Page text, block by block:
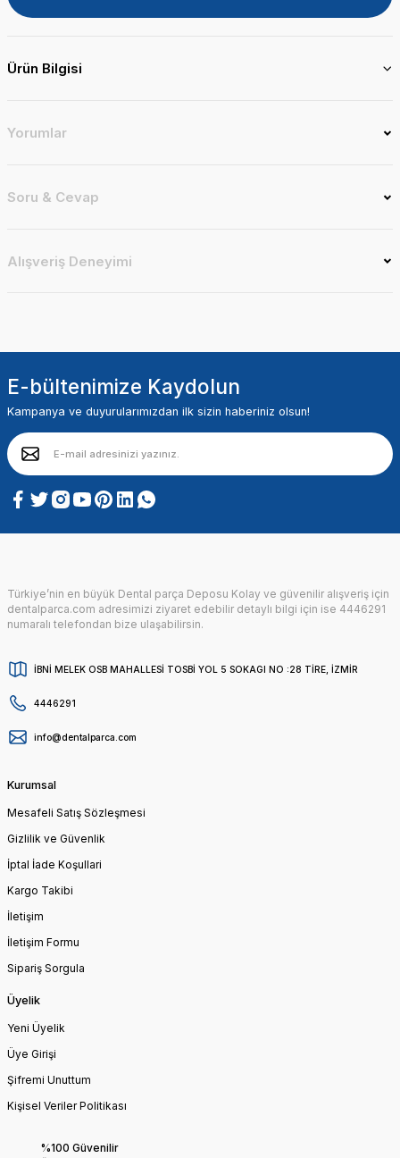
Ürün Bilgisi
Yorumlar
Soru & Cevap
Alışveriş Deneyimi
E-bültenimize Kaydolun
Kampanya ve duyurularımızdan ilk sizin haberiniz olsun!
Türkiye’nin en büyük Dental parça Deposu Kolay ve güvenilir alışveriş için
dentalparca.com adresimizi ziyaret edebilir detaylı bilgi için ise 4446291
numaralı telefondan bize ulaşabilirsin.
İBNİ MELEK OSB MAHALLESİ TOSBİ YOL 5 SOKAGI NO :28 TİRE, İZMİR
4446291
info@dentalparca.com
Kurumsal
Mesafeli Satış Sözleşmesi
Gizlilik ve Güvenlik
İptal İade Koşullari
Kargo Takibi
İletişim
İletişim Formu
Sipariş Sorgula
Üyelik
Yeni Üyelik
Üye Girişi
Şifremi Unuttum
Kişisel Veriler Politikası
%100 Güvenilir